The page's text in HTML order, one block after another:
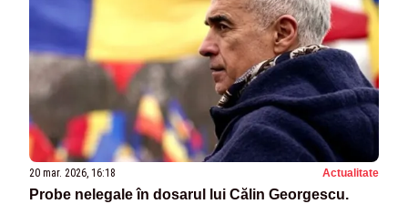
20 mar. 2026, 16:18 Actualitate
Probe nelegale în dosarul lui Călin Georgescu.